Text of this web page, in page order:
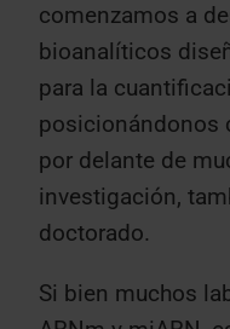
comenzamos a
bioanalíticos
para la
posicionándonos
por delante de
investigación,
doctorado.
Si bien muchos